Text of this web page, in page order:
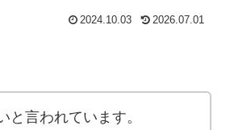
2024.10.03 2026.07.01
言われています。